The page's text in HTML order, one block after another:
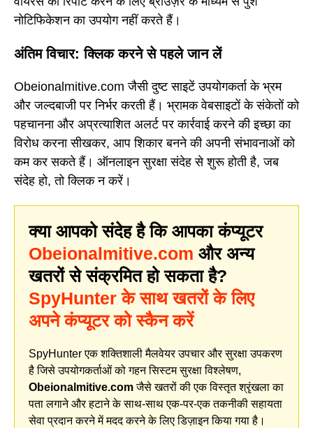
नोटिफिकेशन का उपयोग नहीं करते हैं।
अंतिम विचार: क्लिक करने से पहले जान लें
Obeionalmitive.com जैसी दुष्ट साइटें उपयोगकर्ता के भ्रम
और जल्दबाजी पर निर्भर करती हैं। भ्रामक वेबसाइटों के संकेतों को
पहचानना और अप्रत्याशित अलर्ट पर कार्रवाई करने की इच्छा का
विरोध करना सीखकर, आप शिकार बनने की अपनी संभावनाओं को
कम कर सकते हैं। ऑनलाइन सुरक्षा संदेह से शुरू होती है, जब
संदेह हो, तो क्लिक न करें।
क्या आपको संदेह है कि आपका कंप्यूटर
Obeionalmitive.com और अन्य
खतरों से संक्रमित हो सकता है?
SpyHunter के साथ खतरों के लिए
अपने कंप्यूटर को स्कैन करें
SpyHunter एक शक्तिशाली मैलवेयर उपचार और सुरक्षा उपकरण
है जिसे उपयोगकर्ताओं को गहन सिस्टम सुरक्षा विश्लेषण,
Obeionalmitive.comजैसे खतरों की एक विस्तृत श्रृंखला का
पता लगाने और हटाने के साथ-साथ एक-पर-एक तकनीकी सहायता
सेवा प्रदान करने में मदद करने के लिए डिज़ाइन किया गया है।